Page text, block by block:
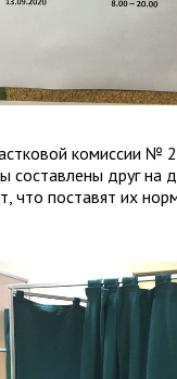
комиссии №
составлены друг на
что поставят их